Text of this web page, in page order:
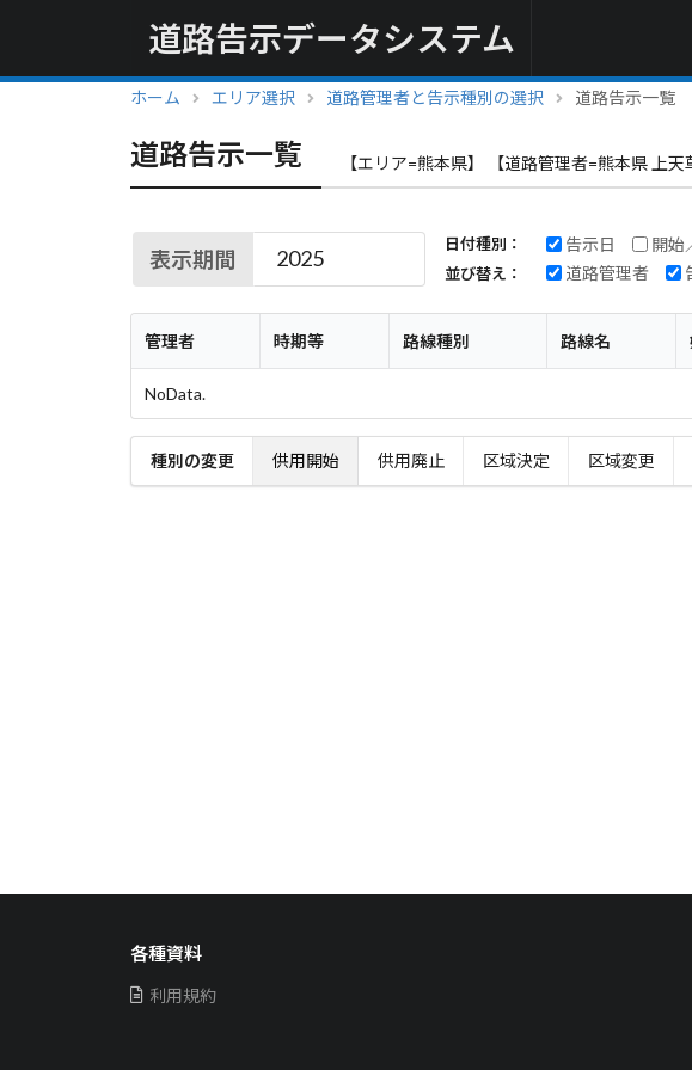
道路告示データシステム
ホーム エリア選択 道路管理者と告示種別の選択 道路告示一覧
道路告示一覧 【エリア=熊本県】 【道路管理者=熊本県 上天
表示期間
日付種別： 告示日 開始
並び替え： 道路管理者
管理者 時期等 路線種別 路線名
NoData.
種別の変更 供用開始 供用廃止 区域決定 区域変更
各種資料
利用規約